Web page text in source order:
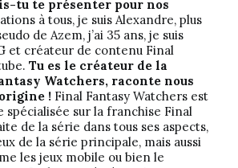
tu te présenter pour nos
à tous, je suis Alexandre, plus
de Azem, j’ai 35 ans, je suis
et créateur de contenu Final
Tu es le créateur de la
Watchers, raconte nous
! Final Fantasy Watchers est
spécialisée sur la franchise Final
de la série dans tous ses aspects,
de la série principale, mais aussi
les jeux mobile ou bien le